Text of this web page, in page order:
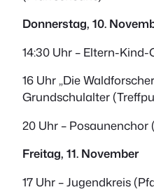
Donnerstag, 10.
14:30 Uhr – Eltern-
16 Uhr „Die
Grundschulalter
20 Uhr – Posaunenchor
Freitag, 11. November
17 Uhr – Jugendkreis